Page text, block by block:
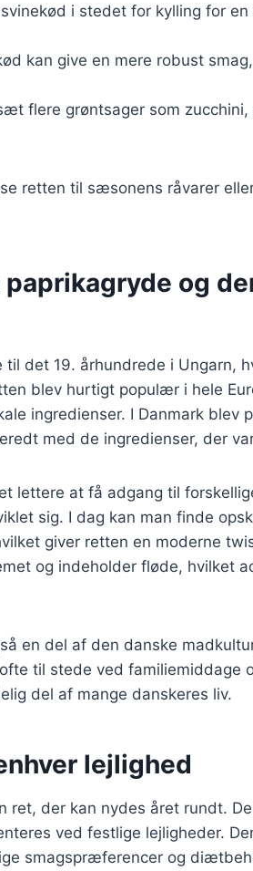
i stedet for kylling for en
kan give en mere robust
flere grøntsager som zucchini,
retten til sæsonens råvarer
og
det 19. århundrede i Ungarn,
blev hurtigt populær i hele
ingredienser. I Danmark blev
med de ingredienser, der
lettere at få adgang til
sig. I dag kan man finde
giver retten en moderne
og indeholder fløde, hvilket
en del af den danske
til stede ved familiemiddage
del af mange danskeres liv.
lejlighed
ret, der kan nydes året rundt.
ved festlige lejligheder.
smagspræferencer og